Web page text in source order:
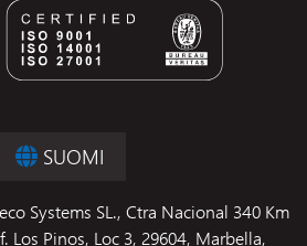
SUOMI
Systems SL., Ctra Nacional 340 Km
Los Pinos, Loc 3, 29604, Marbella,